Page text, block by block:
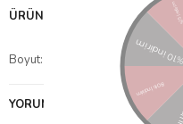
ÜRÜN ÖZELLIKLERI
Boyut: 21 x 30 x 3
YORUMLAR